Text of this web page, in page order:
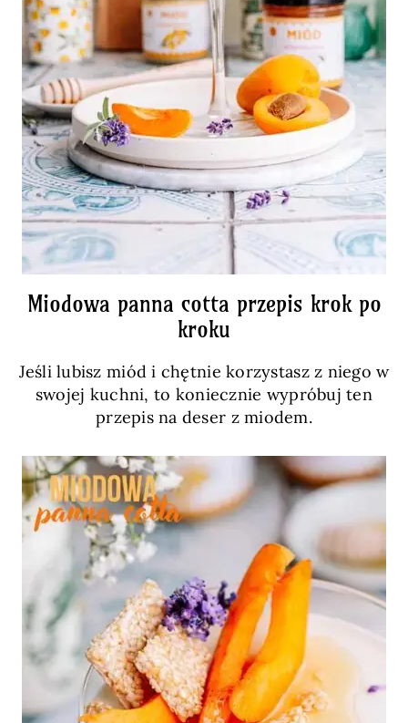
Miodowa panna cotta przepis krok po
kroku
Jeśli lubisz miód i chętnie korzystasz z niego w
swojej kuchni, to koniecznie wypróbuj ten
przepis na deser z miodem.